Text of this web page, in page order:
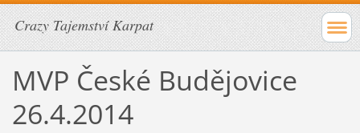
Crazy Tajemství Karpat
MVP České Budějovice
26.4.2014